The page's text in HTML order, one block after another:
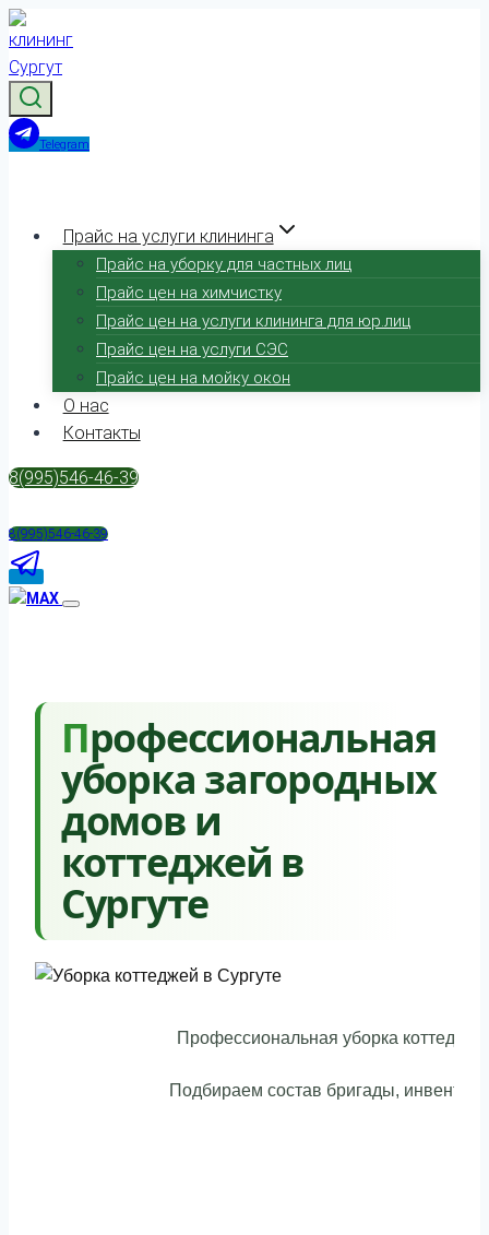
Перейти
к
содержимому
Telegram
Прайс на услуги клининга
Прайс на уборку для частных лиц
Прайс цен на химчистку
Прайс цен на услуги клининга для юр.лиц
Прайс цен на услуги СЭС
Прайс цен на мойку окон
О нас
Контакты
8(995)546-46-39
8(995)546-46-39
Профессиональная
уборка загородных
домов и
коттеджей в
Сургуте
Профессиональная уборка
Подбираем состав бригады,